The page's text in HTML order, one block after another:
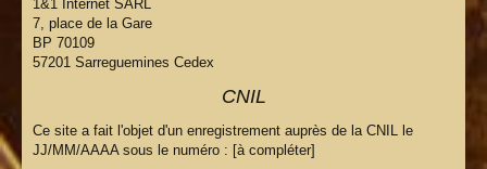
1&1 Internet SARL
7, place de la Gare
BP 70109
57201 Sarreguemines Cedex
CNIL
Ce site a fait l'objet d'un enregistrement auprès de la CNIL le
JJ/MM/AAAA sous le numéro : [à compléter]